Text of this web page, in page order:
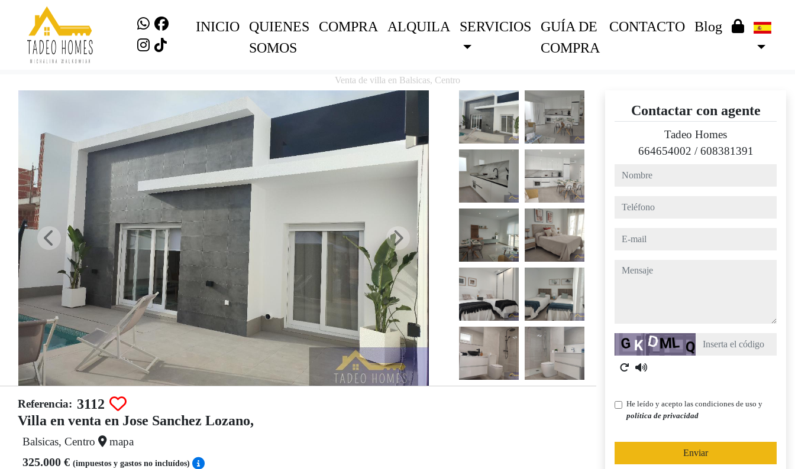
INICIO
QUIENES
SOMOS
COMPRA ALQUILA SERVICIOS
GUÍA DE
COMPRA
CONTACTO Blog
Venta de villa en Balsicas, Centro
Referencia: 3112
Villa en venta en Jose Sanchez Lozano,
Balsicas, Centro mapa
325.000 € (impuestos y gastos no incluídos)
Contactar con agente
Tadeo Homes
664654002 /608381391
nombre
teléfono
e-mail
mensaje
Captcha
He leído y acepto las condiciones de uso y
política de privacidad
Enviar